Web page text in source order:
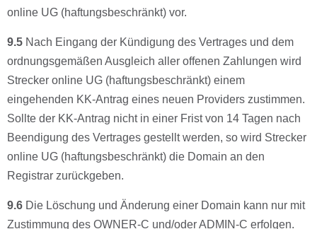
online UG (haftungsbeschränkt) vor.
9.5 Nach Eingang der Kündigung des Vertrages und dem
ordnungsgemäßen Ausgleich aller offenen Zahlungen wird
Strecker online UG (haftungsbeschränkt) einem
eingehenden KK-Antrag eines neuen Providers zustimmen.
Sollte der KK-Antrag nicht in einer Frist von 14 Tagen nach
Beendigung des Vertrages gestellt werden, so wird Strecker
online UG (haftungsbeschränkt) die Domain an den
Registrar zurückgeben.
9.6 Die Löschung und Änderung einer Domain kann nur mit
Zustimmung des OWNER-C und/oder ADMIN-C erfolgen.